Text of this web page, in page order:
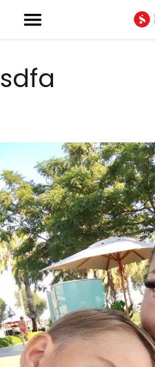
sdfa